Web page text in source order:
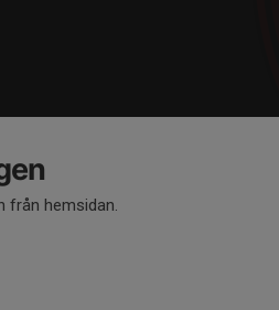
från hemsidan.